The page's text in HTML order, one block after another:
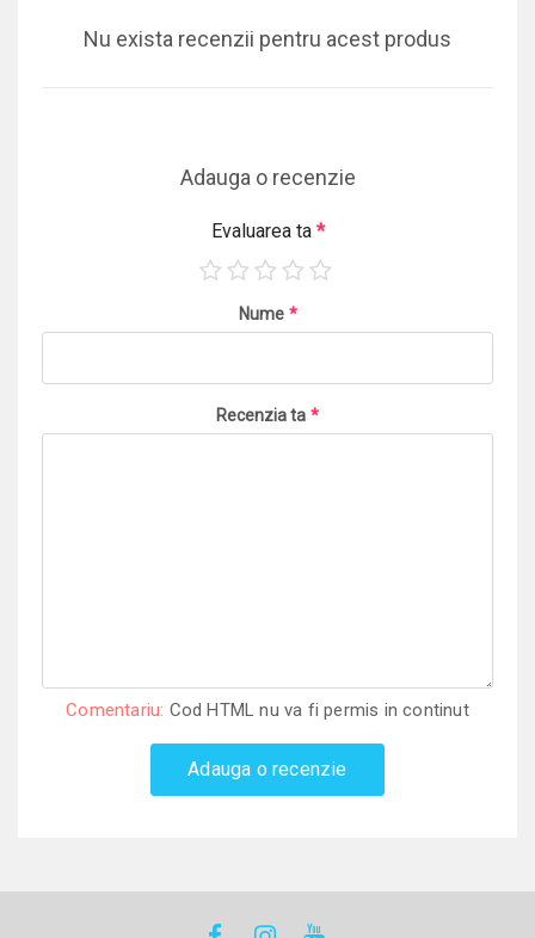
Nu exista recenzii pentru acest produs
Adauga o recenzie
Evaluarea ta *
Nume *
Recenzia ta *
Comentariu: Cod HTML nu va fi permis in continut
Adauga o recenzie